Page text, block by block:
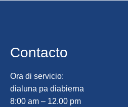
Contacto
Ora di servicio:
dialuna pa diabierna
8:00 am – 12.00 pm